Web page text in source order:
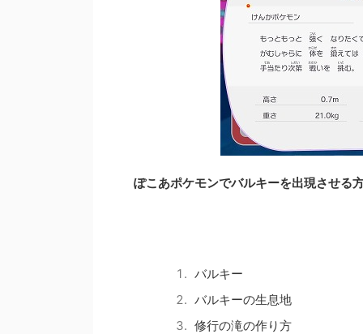
ぽこあポケモンでバルキーを出現させる
バルキー
バルキーの生息地
修行の滝の作り方